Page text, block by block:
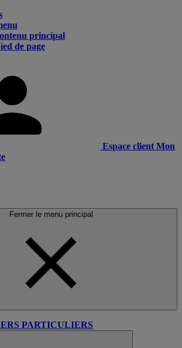
principal
de page
Espace client Mon
Fermer le menu principal
PARTICULIERS